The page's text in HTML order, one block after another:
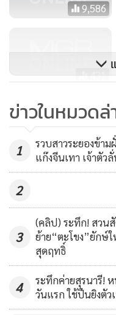
9,586
431
4,465
ข่าวในหมวด
1
รวบสาวระยองข้า
แก๊งจีนเทา เจ้าตัว
2
3
(คลิป) ระทึก! สวน
ย้าย“ตะโขง”ยักษ์
สุดฤทธิ์
4
ระทึกค่ายสุรนารี!
วันแรก ใช้ปืนยิงตัว